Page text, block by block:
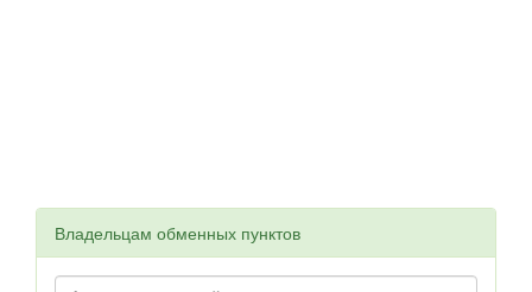
Владельцам обменных пунктов